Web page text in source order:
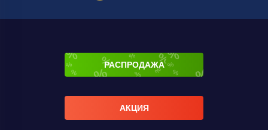
РАСПРОДАЖА
АКЦИЯ